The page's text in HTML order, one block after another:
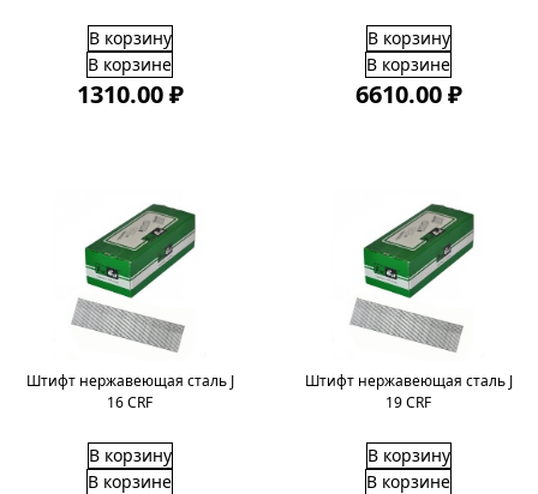
В корзину
В корзине
1310.00 ₽
В корзину
В корзине
6610.00 ₽
Штифт нержавеющая сталь J
16 CRF
В корзину
В корзине
Штифт нержавеющая сталь J
19 CRF
В корзину
В корзине